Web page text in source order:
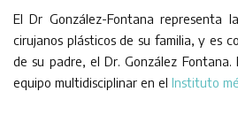
El Dr González-Fontana representa
cirujanos plásticos de su familia, y es
de su padre, el Dr. González
equipo multidisciplinar en el Instituto